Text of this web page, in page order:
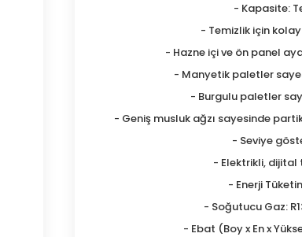
- Kapasite:
- Temizlik için
- Hazne içi ve ön panel
- Manyetik paletler
- Burgulu paletler
- Geniş musluk ağzı sayesinde
- Seviye
- Elektrikli,
- Enerji
- Soğutucu Gaz:
- Ebat (Boy x En x